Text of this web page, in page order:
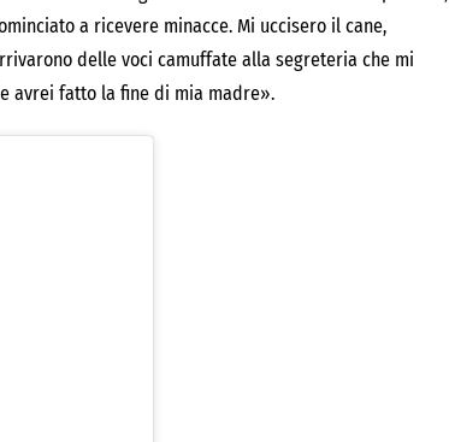
a ricevere minacce. Mi uccisero il cane,
delle voci camuffate alla segreteria che mi
avrei fatto la fine di mia madre».